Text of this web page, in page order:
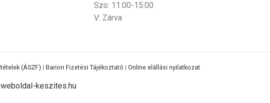
Szo: 11:00-15:00
V: Zárva
(ÁSZF) | Barion Fizetési Tájékoztató | Online elállási nyilatkozat
keszites.hu